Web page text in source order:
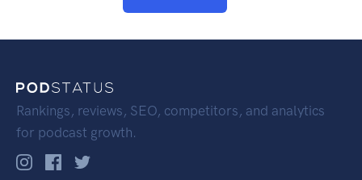
Rankings, reviews, SEO, competitors, and analytics
for podcast growth.